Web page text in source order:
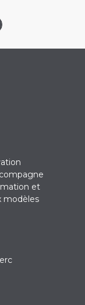
et
modèles